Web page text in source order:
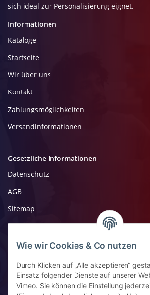
Wie wir Cookies & Co nutzen
Durch Klicken auf „Alle akzeptieren“
Einsatz folgender Dienste auf unserer
Vimeo. Sie können die Einstellung
sich ideal zur Personalisierung eignet.
Informationen
Kataloge
Startseite
Wir über uns
Kontakt
Zahlungsmöglichkeiten
Versandinformationen
Gesetzliche Informationen
Datenschutz
AGB
Sitemap
Impressum
Widerrufsrecht
Kontaktinformationen